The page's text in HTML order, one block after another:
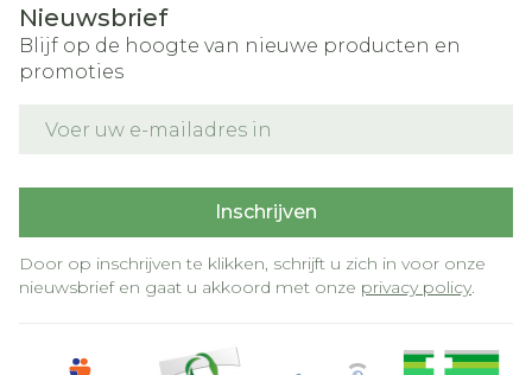
Nieuwsbrief
Blijf op de hoogte van nieuwe producten en
promoties
Inschrijven
Door op inschrijven te klikken, schrijft u zich in voor onze
nieuwsbrief en gaat u akkoord met onze privacy policy.